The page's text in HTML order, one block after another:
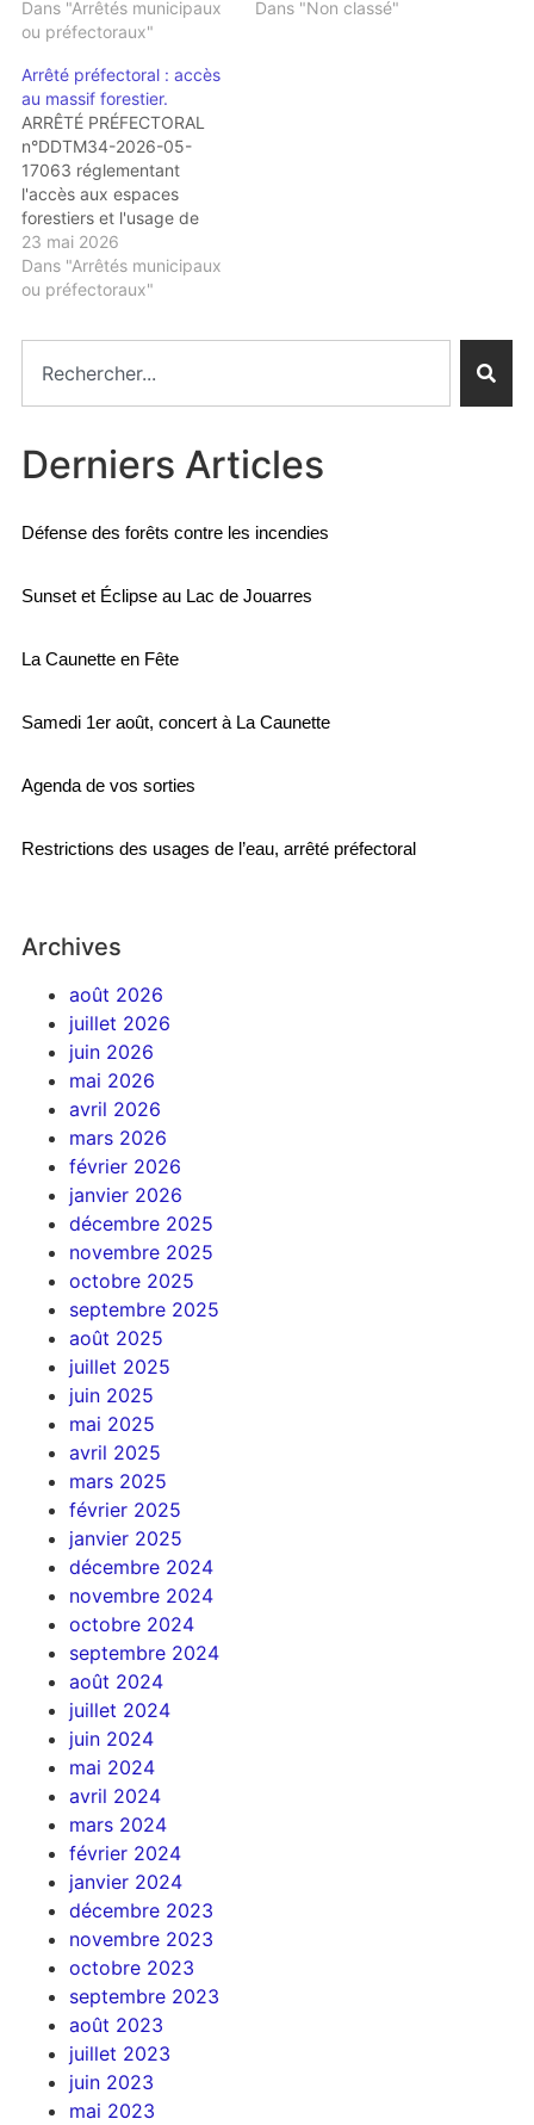
Dans "Arrêtés municipaux
ou préfectoraux"
Dans "Non classé"
Arrêté préfectoral : accès
au massif forestier.
ARRÊTÉ PRÉFECTORAL
n°DDTM34-2026-05-
17063 réglementant
l'accès aux espaces
forestiers et l'usage de
matériels ou engins
pouvant être à l'origine
d'un départ de feu dans
risques d'incendies de
DES INCENDIES DE
FORETS Pour visualiser
23 mai 2026
Dans "Arrêtés municipaux
ou préfectoraux"
Derniers Articles
Défense des forêts contre les incendies
Sunset et Éclipse au Lac de Jouarres
La Caunette en Fête
Samedi 1er août, concert à La Caunette
Agenda de vos sorties
Restrictions des usages de l’eau, arrêté préfectoral
Archives
août 2026
juillet 2026
juin 2026
mai 2026
avril 2026
mars 2026
février 2026
janvier 2026
décembre 2025
novembre 2025
octobre 2025
septembre 2025
août 2025
juillet 2025
juin 2025
mai 2025
avril 2025
mars 2025
février 2025
janvier 2025
décembre 2024
novembre 2024
octobre 2024
septembre 2024
août 2024
juillet 2024
juin 2024
mai 2024
avril 2024
mars 2024
février 2024
janvier 2024
décembre 2023
novembre 2023
octobre 2023
septembre 2023
août 2023
juillet 2023
juin 2023
mai 2023